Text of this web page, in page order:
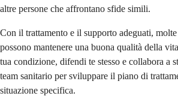
altre persone che affrontano sfide simili.
Con il trattamento e il supporto adeguati,
possono mantenere una buona qualità della
tua condizione, difendi te stesso e collabora a
team sanitario per sviluppare il piano di
situazione specifica.